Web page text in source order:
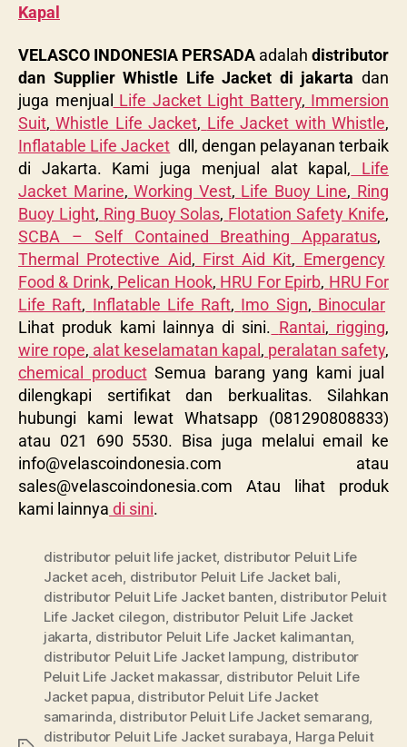
Kapal
VELASCO INDONESIA PERSADA adalah distributor
dan Supplier Whistle Life Jacket di jakarta dan
juga menjual Life Jacket Light Battery, Immersion
Suit, Whistle Life Jacket, Life Jacket with Whistle,
Inflatable Life Jacket dll, dengan pelayanan terbaik
di Jakarta. Kami juga menjual alat kapal,
Life
Jacket Marine, Working Vest, Life Buoy Line, Ring
Buoy Light, Ring Buoy Solas, Flotation Safety Knife,
SCBA – Self Contained Breathing Apparatus,
Thermal Protective Aid, First Aid Kit, Emergency
Food & Drink, Pelican Hook, HRU For Epirb, HRU For
Life Raft, Inflatable Life Raft, Imo Sign, Binocular
Lihat produk kami lainnya di sini. Rantai, rigging,
wire rope, alat keselamatan kapal , peralatan safety,
chemical productSemua barang yang kami jual
dilengkapi sertifikat dan berkualitas. Silahkan
hubungi kami lewat Whatsapp (081290808833)
atau 021 690 5530. Bisa juga melalui email ke
info@velascoindonesia.com atau
sales@velascoindonesia.com Atau lihat produk
kami lainnya di sini.
distributor peluit life jacket, distributor Peluit Life
Jacket aceh, distributor Peluit Life Jacket bali,
distributor Peluit Life Jacket banten, distributor Peluit
Life Jacket cilegon, distributor Peluit Life Jacket
jakarta, distributor Peluit Life Jacket kalimantan,
distributor Peluit Life Jacket lampung, distributor
Peluit Life Jacket makassar, distributor Peluit Life
Jacket papua, distributor Peluit Life Jacket
samarinda, distributor Peluit Life Jacket semarang,
distributor Peluit Life Jacket surabaya, Harga Peluit